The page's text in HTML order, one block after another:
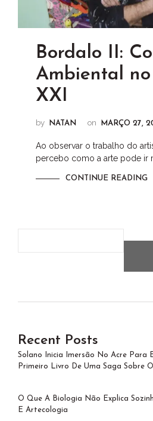
Bordalo II:
Ambiental no
XXI
by NATAN on MARÇO 27,
Ao observar o trabalho do
percebo como a arte pode ir
CONTINUE READING
Recent Posts
Solano Inicia Imersão No Acre Para
Primeiro Livro De Uma Saga Sobre
O Que A Biologia Não Explica
E Artecologia